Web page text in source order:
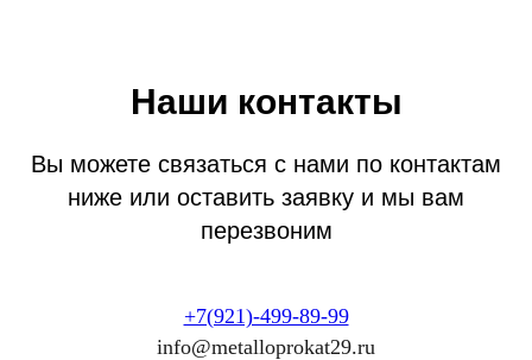
Наши контакты
Вы можете связаться с нами по контактам
ниже или оставить заявку и мы вам
перезвоним
+7(921)-499-89-99
info@metalloprokat29.ru